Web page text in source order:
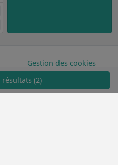
(2)
Gestion des cookies
Mentions légales